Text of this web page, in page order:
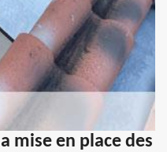
mise en place des